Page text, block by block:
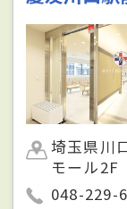
埼玉県
モール2F
048-229-